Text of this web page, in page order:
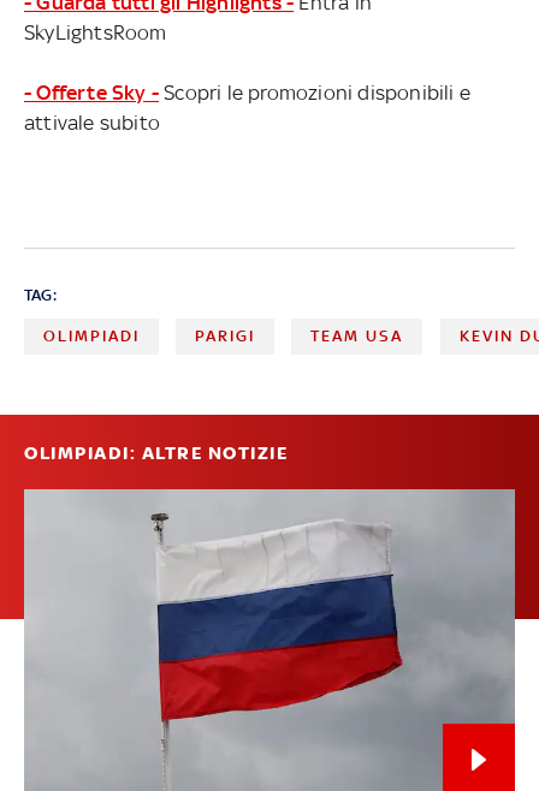
SkyLightsRoom
- Offerte Sky - Scopri le promozioni disponibili e
attivale subito
TAG:
OLIMPIADI PARIGI TEAM USA KEVIN
OLIMPIADI: ALTRE NOTIZIE